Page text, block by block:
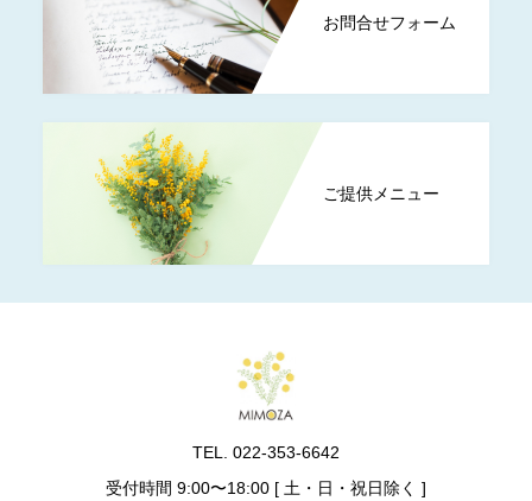
お問合せフォーム
ご提供メニュー
TEL. 022-353-6642
受付時間 9:00〜18:00 [ 土・日・祝日除く ]